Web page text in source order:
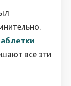
все эти